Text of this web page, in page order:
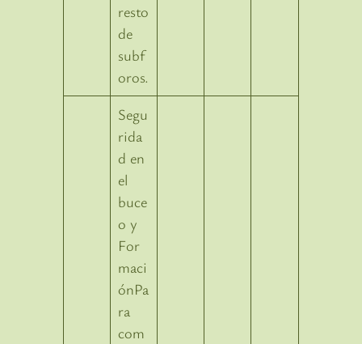
resto
de
subf
oros.
Segu
rida
d en
el
buce
o y
For
maci
ónPa
ra
com